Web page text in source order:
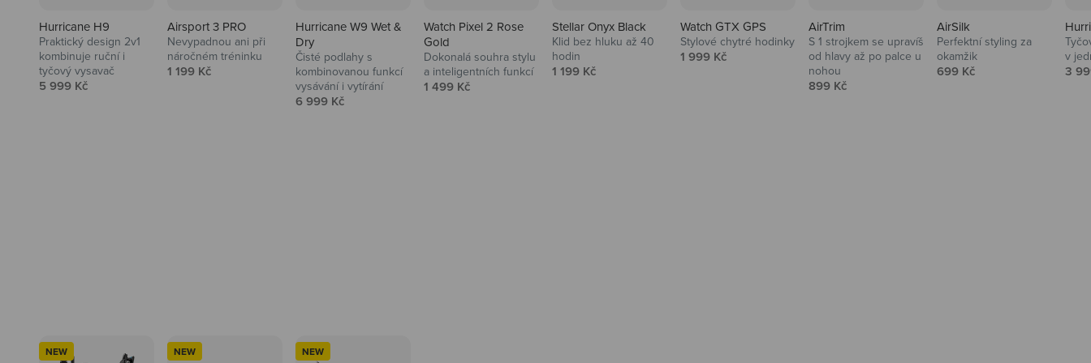
topinkovače
Grily
Hurricane H9
Praktický design 2v1
kombinuje ruční i
tyčový vysavač
Prodejní cena
5 999 Kč
Airsport 3 PRO
Nevypadnou ani při
náročném tréninku
Prodejní cena
1 199 Kč
Hurricane W9 Wet &
Dry
Čisté podlahy s
kombinovanou funkcí
vysávání i vytírání
Prodejní cena
6 999 Kč
Watch Pixel 2 Rose
Gold
Dokonalá souhra stylu
a inteligentních funkcí
Prodejní cena
1 499 Kč
Stellar Onyx Black
Klid bez hluku až 40
hodin
Prodejní cena
1 199 Kč
Watch GTX GPS
Stylové chytré hodinky
Prodejní cena
1 999 Kč
AirTrim
S 1 strojkem se upravíš
od hlavy až po palce u
nohou
Prodejní cena
899 Kč
AirSilk
Perfektní styling za
okamžik
Prodejní cena
699 Kč
v
3
NEW NEW NEW